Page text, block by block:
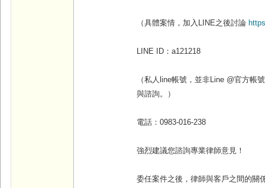
（具體案情，加入 LINE之後討論
LINE ID ：a121218
（私人line帳號，並非Line @官方帳
與諮詢。）
電話：0983-016-238
強烈建議您諮詢專業律師意見！
委任案件之後，律師與客戶之間的關